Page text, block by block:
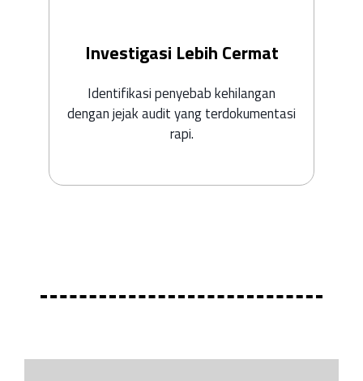
Investigasi Lebih Cermat
Identifikasi penyebab kehilangan
dengan jejak audit yang terdokumentasi
rapi.